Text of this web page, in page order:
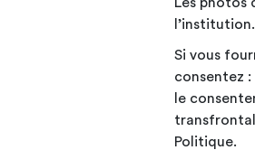
l’institution.
Si vous
consentez
le
Politique.